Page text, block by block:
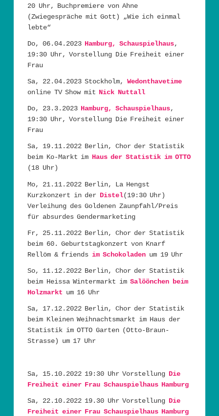
20 Uhr, Buchpremiere von Ahne
(Zwiegespräche mit Gott) „Wie ich einmal
lebte“
Do, 06.04.2023 Hamburg, Schauspielhaus,
19:30 Uhr, Vorstellung Die Freiheit einer
Frau
Sa, 22.04.2023 Stockholm, Wedonthavetime
online TV Show mit Nick Nuttall
Do, 23.3.2023 Hamburg, Schauspielhaus,
19:30 Uhr, Vorstellung Die Freiheit einer
Frau
Sa, 19.11.2022 Berlin, Chor der Statistik
beim Ko-Markt im Haus der Statistik im OTTO
(18 Uhr)
Mo, 21.11.2022 Berlin, La Hengst
Kurzkonzert in der Distel(19:30 Uhr)
Verleihung des Goldenen Zaunpfahl/Preis
für absurdes Gendermarketing
Fr, 25.11.2022 Berlin, Chor der Statistik
beim 60. Geburtstagkonzert von Knarf
Rellöm & friends im Schokoladen um 19 Uhr
So, 11.12.2022 Berlin, Chor der Statistik
beim Heissa Wintermarkt imSalöönchen beim
Holzmarkt um 16 Uhr
Sa, 17.12.2022 Berlin, Chor der Statistik
beim Kleinen Weihnachtsmarkt im Haus der
Statistik im OTTO Garten (Otto-Braun-
Strasse) um 17 Uhr
Sa, 15.10.2022 19:30 Uhr Vorstellung Die
Freiheit einer Frau Schauspielhaus Hamburg
Sa, 22.10.2022 19.30 Uhr Vorstellung Die
Freiheit einer Frau Schauspielhaus Hamburg